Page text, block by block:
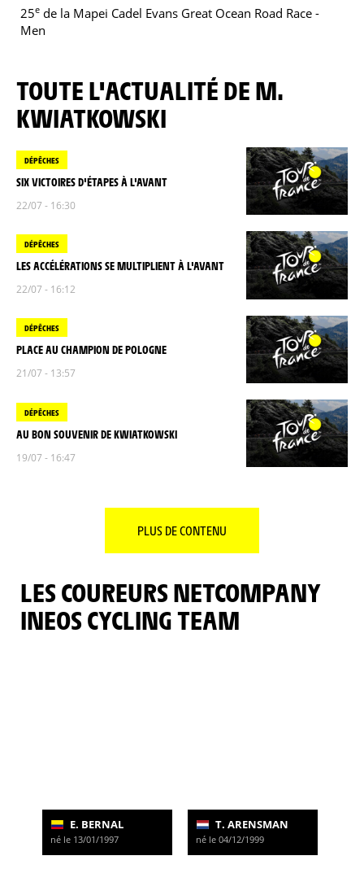
25e de la Mapei Cadel Evans Great Ocean Road Race -
Men
TOUTE L'ACTUALITÉ DE M.
KWIATKOWSKI
DÉPÊCHES
SIX VICTOIRES D'ÉTAPES À L'AVANT
22/07 - 16:30
DÉPÊCHES
LES ACCÉLÉRATIONS SE MULTIPLIENT À L'AVANT
22/07 - 16:12
DÉPÊCHES
PLACE AU CHAMPION DE POLOGNE
21/07 - 13:57
DÉPÊCHES
AU BON SOUVENIR DE KWIATKOWSKI
19/07 - 16:47
PLUS DE CONTENU
LES COUREURS NETCOMPANY
INEOS CYCLING TEAM
E. BERNAL
né le 13/01/1997
T. ARENSMAN
né le 04/12/1999